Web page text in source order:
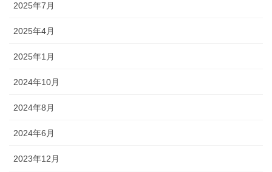
2025年7月
2025年4月
2025年1月
2024年10月
2024年8月
2024年6月
2023年12月